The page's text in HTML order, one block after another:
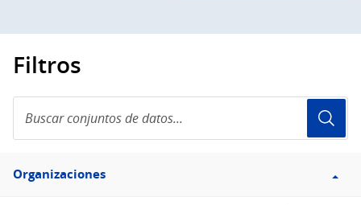
Filtros
conjuntos
de
Filtro
Organizaciones
Organizaciones